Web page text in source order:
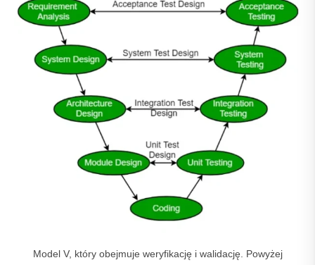
Model V, który obejmuje weryfikację i walidację. Powyżej